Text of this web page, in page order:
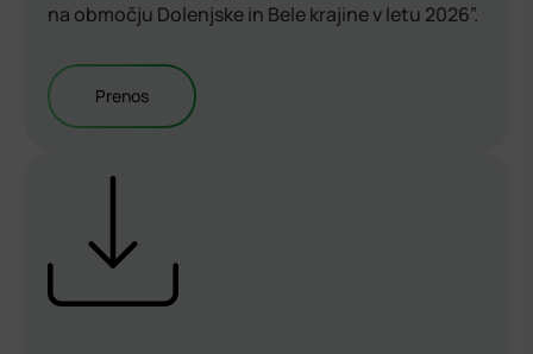
na območju Dolenjske in Bele krajine v letu 2026”.
Prenos